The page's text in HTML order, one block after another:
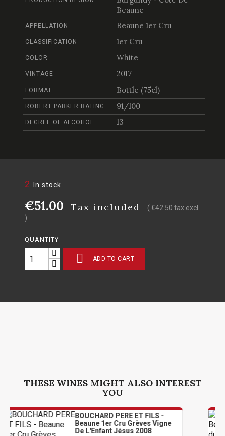
Beaune
APPELLATION Beaune 1er Cru
CLASSIFICATION 1er Cru
COLOR White
VINTAGE 2017
FORMAT Bottle (75cl)
ROBERT PARKER RATING 91/100
DEGREE OF ALCOHOL 13
2 In stock
€51.00 Tax included
( €42.50 tax excl.
)
QUANTITY
 ADD TO CART
THESE WINES MIGHT ALSO INTEREST
YOU
BOUCHARD PERE ET FILS -
Beaune 1er Cru Grèves Vigne
De L'Enfant Jésus 2008